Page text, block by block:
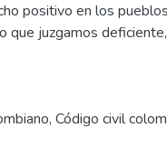
positivo en los
que juzgamos
, Código civil